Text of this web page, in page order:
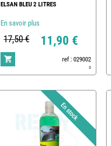
ELSAN BLEU 2 LITRES
En savoir plus
17,50 € 11,90 €
ref : 029002
0